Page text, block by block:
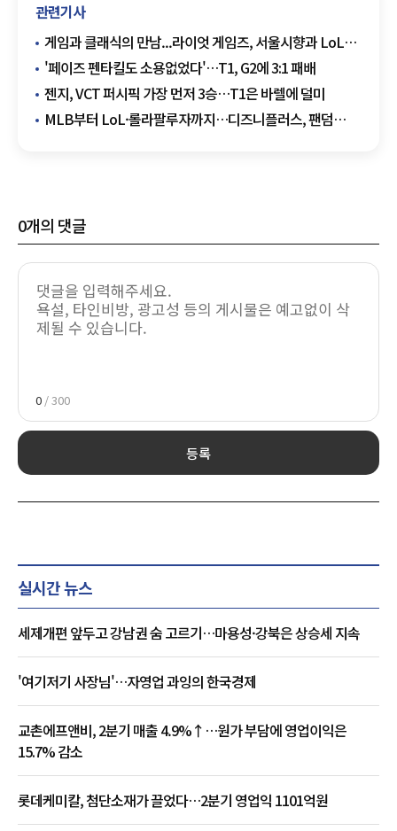
관련기사
게임과 클래식의 만남...라이엇 게임즈, 서울시향과 LoL
문화 콘텐츠 확장
'페이즈 펜타킬도 소용없었다'…T1, G2에 3:1 패배
젠지, VCT 퍼시픽 가장 먼저 3승…T1은 바렐에 덜미
MLB부터 LoL·롤라팔루자까지…디즈니플러스, 팬덤
0개의 댓글
0 / 300
등록
실시간 뉴스
세제개편 앞두고 강남권 숨 고르기…마용성·강북은 상승세 지속
'여기저기 사장님'…자영업 과잉의 한국경제
교촌에프앤비, 2분기 매출 4.9%↑…원가 부담에 영업이익은
15.7% 감소
롯데케미칼, 첨단소재가 끌었다…2분기 영업익 1101억원